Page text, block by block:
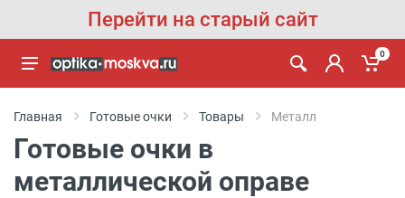
Перейти на старый сайт
0
Главная Готовые очки Товары Металл
Готовые очки в
металлической оправе